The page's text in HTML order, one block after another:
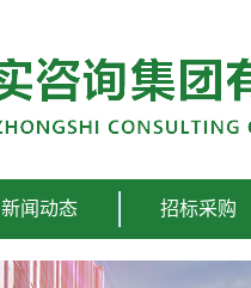
新闻动态 招标采购